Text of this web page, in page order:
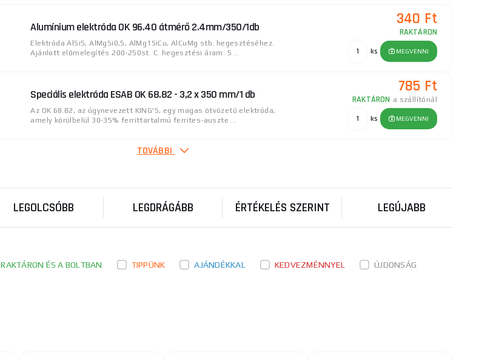
Alumínium elektróda OK 96.40 átmérő 2.4mm/350/1db
Elektróda AlSi5, AlMgSi0,5, AlMg1SiCu, AlCuMg stb. hegesztéséhez.
Ajánlott előmelegítés 200-250st. C. hegesztési áram: 5 ...
340 Ft
RAKTÁRON
ks MEGVENNI
Speciális elektróda ESAB OK 68.82 - 3,2 x 350 mm/1 db
Az OK 68.82, az úgynevezett KING'S, egy magas ötvözetű elektróda,
amely körülbelül 30-35% ferrittartalmú ferrites-auszte ...
785 Ft
RAKTÁRON a szállítónál
ks MEGVENNI
széntartalmú, alacsony nedvességtartalmú elektróda 18Cr1 ...
ks
Elektródák rozsdamentes acélhoz OK 63.30 Ø 2,5 mm/1 db
TOVÁBBI
LEGOLCSÓBB LEGDRÁGÁBB ÉRTÉKELÉS SZERINT LEGÚJABB
RAKTÁRON ÉS A BOLTBAN TIPPÜNK AJÁNDÉKKAL KEDVEZMÉNNYEL ÚJDONSÁG